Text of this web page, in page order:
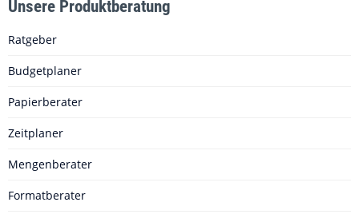
Unsere Produktberatung
Ratgeber
Budgetplaner
Papierberater
Zeitplaner
Mengenberater
Formatberater